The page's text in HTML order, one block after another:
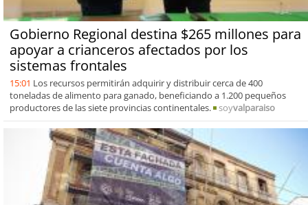
Gobierno Regional destina $265 millones para
apoyar a crianceros afectados por los
sistemas frontales
15:01 Los recursos permitirán adquirir y distribuir cerca de 400
toneladas de alimento para ganado, beneficiando a 1.200 pequeños
productores de las siete provincias continentales.
soyvalparaiso